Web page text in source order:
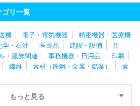
カギセイコー 共和レザー株式会社
株
株式会社桃谷順天館
友理工株式会社 株式会社日本触媒
三
スケー化研株式会社
株式会社ミルボン
ー株式会社 フジデノロ株式会社
山
オーヤマ株式会社
東邦工業株式会社
業株式会社
リ一覧
機 電子・電気機器
精密機器・医療機
学・石油 医薬品 建設・設備
住
・服飾関連 事務機器・日用品
印刷
繊維 素材（鉄鋼・金属・鉱業）
素
クス）
素材（紙・パルプ）
素材
たばこ・飼料 その他
もっと見る